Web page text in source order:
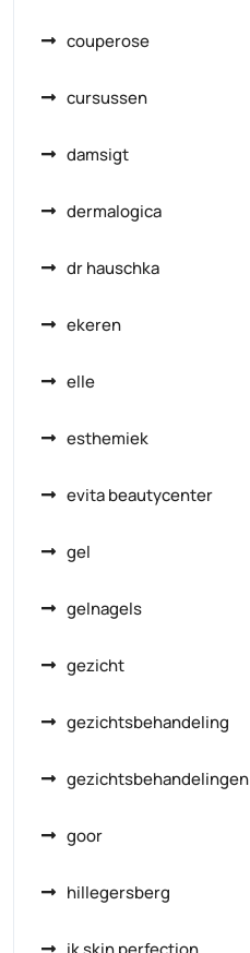
couperose
cursussen
damsigt
dermalogica
dr hauschka
ekeren
elle
esthemiek
evita beautycenter
gel
gelnagels
gezicht
gezichtsbehandeling
gezichtsbehandelingen
goor
hillegersberg